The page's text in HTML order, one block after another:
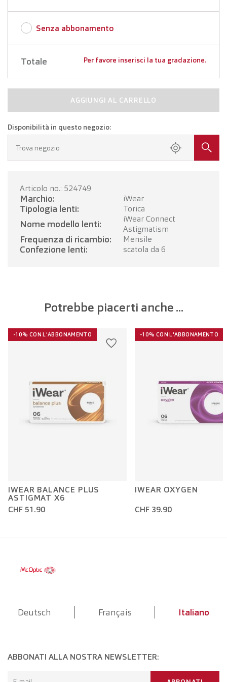
Senza abbonamento
Totale Per favore inserisci la tua gradazione.
AGGIUNGI AL CARRELLO
Disponibilità in questo negozio:
Trova negozio
Articolo no.: 524749
Marchio: iWear
Tipologia lenti: Torica
Nome modello lenti:
iWear Connect
Astigmatism
Frequenza di ricambio: Mensile
Confezione lenti: scatola da 6
Potrebbe piacerti anche ...
-10% CON L'ABBONAMENTO
IWEAR BALANCE PLUS
ASTIGMAT X6
CHF 51.90
-10% CON L'ABBONAMENTO
IWEAR OXYGEN
CHF 39.90
Deutsch Français Italiano
ABBONATI ALLA NOSTRA NEWSLETTER: